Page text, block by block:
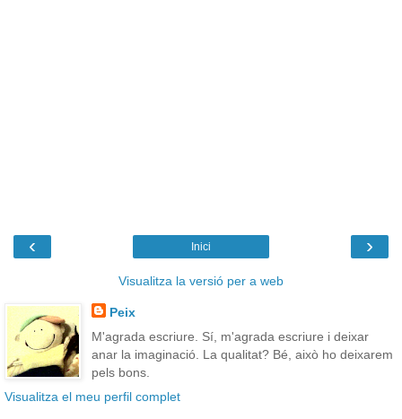
‹ ›
Inici
Visualitza la versió per a web
Peix
M'agrada escriure. Sí, m'agrada escriure i deixar
anar la imaginació. La qualitat? Bé, això ho deixarem
pels bons.
Visualitza el meu perfil complet